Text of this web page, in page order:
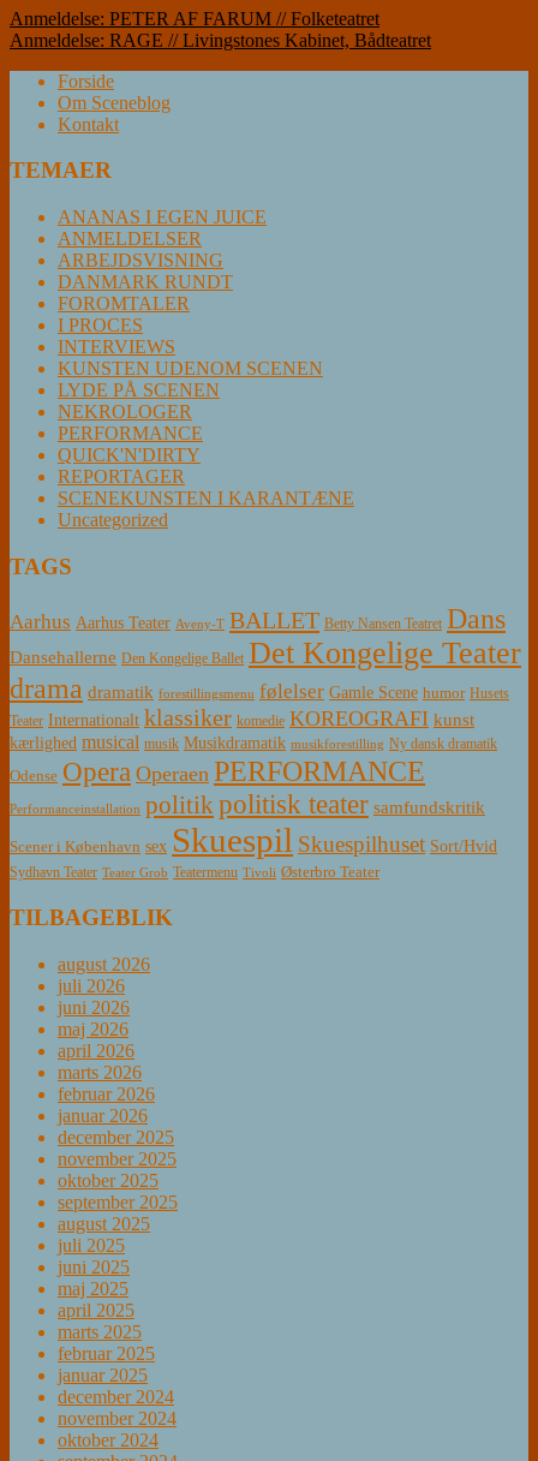
Indlægsnavigation
Anmeldelse: PETER AF FARUM // Folketeatret
Anmeldelse: RAGE // Livingstones Kabinet, Bådteatret
Forside
Om Sceneblog
Kontakt
TEMAER
ANANAS I EGEN JUICE
ANMELDELSER
ARBEJDSVISNING
DANMARK RUNDT
FOROMTALER
I PROCES
INTERVIEWS
KUNSTEN UDENOM SCENEN
LYDE PÅ SCENEN
NEKROLOGER
PERFORMANCE
QUICK'N'DIRTY
REPORTAGER
SCENEKUNSTEN I KARANTÆNE
Uncategorized
TAGS
Aarhus Aarhus Teater Aveny-T BALLET Betty Nansen Teatret Dans
Dansehallerne Den Kongelige Ballet Det Kongelige Teater
drama dramatik forestillingsmenu følelser Gamle Scene humor Husets
Teater Internationalt klassiker komedie KOREOGRAFI kunst
kærlighed musical musik Musikdramatik musikforestilling Ny dansk dramatik
Odense Opera Operaen PERFORMANCE
Performanceinstallation politikpolitisk teater samfundskritik
Scener i København sex Skuespil Skuespilhuset Sort/Hvid
Sydhavn Teater Teater Grob Teatermenu Tivoli Østerbro Teater
TILBAGEBLIK
august 2026
juli 2026
juni 2026
maj 2026
april 2026
marts 2026
februar 2026
januar 2026
december 2025
november 2025
oktober 2025
september 2025
august 2025
juli 2025
juni 2025
maj 2025
april 2025
marts 2025
februar 2025
januar 2025
december 2024
november 2024
oktober 2024